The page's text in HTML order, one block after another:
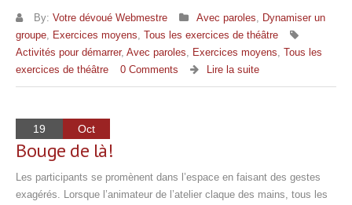
By: Votre dévoué Webmestre Avec paroles, Dynamiser un
groupe, Exercices moyens, Tous les exercices de théâtre
Activités pour démarrer, Avec paroles, Exercices moyens, Tous les
exercices de théâtre
0 Comments Lire la suite
19 Oct
Bouge de là!
Les participants se promènent dans l’espace en faisant des gestes
exagérés. Lorsque l’animateur de l’atelier claque des mains, tous les